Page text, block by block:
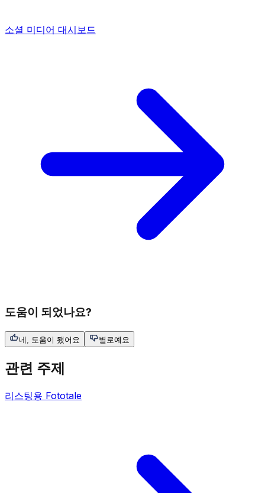
소셜 미디어 대시보드
도움이 되었나요?
네, 도움이 됐어요 별로예요
관련 주제
리스팅용 Fototale